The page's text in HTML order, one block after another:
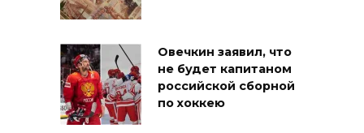
Овечкин заявил, что
не будет капитаном
российской сборной
по хоккею